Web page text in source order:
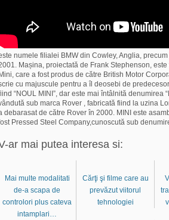
numele filialei BMW din Cowley, Anglia,
Mașina, proiectată de Frank Stephenson,
care a fost produs de către British Motor
cu majuscule pentru a îl deosebi de
“NOUL MINI”, dar este mai întâlnită denumirea
sub marca Rover , fabricată fiind la uzina
debarasat de către Rover în 2000. MINI este
Pressed Steel Company,cunoscută sub
ar mai putea interesa si:
Mai multe modalitati
de-a scapa de
controlori plus cateva
intamplari…
Cărţi şi filme care au
prevăzut viitorul
tehnologiei